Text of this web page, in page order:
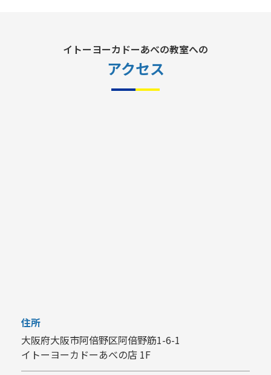
イトーヨーカドーあべの教室への
アクセス
住所
大阪府大阪市阿倍野区阿倍野筋1-6-1
イトーヨーカドーあべの店 1F